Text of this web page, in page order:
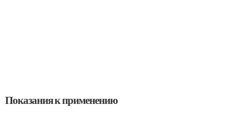
Показания к применению